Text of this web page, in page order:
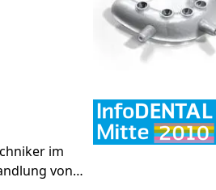
im
von…